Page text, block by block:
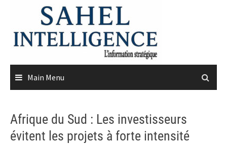
content
Main Menu
Afrique du Sud : Les investisseurs
évitent les projets à forte intensité